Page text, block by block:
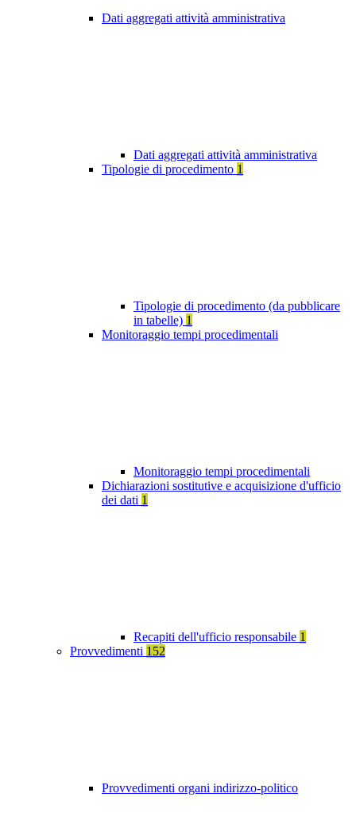
Dati aggregati attività amministrativa
Dati aggregati attività amministrativa
Tipologie di procedimento 1
Tipologie di procedimento (da pubblicare
in tabelle) 1
Monitoraggio tempi procedimentali
Monitoraggio tempi procedimentali
Dichiarazioni sostitutive e acquisizione d'ufficio
dei dati 1
Recapiti dell'ufficio responsabile 1
Provvedimenti 152
Provvedimenti organi indirizzo-politico